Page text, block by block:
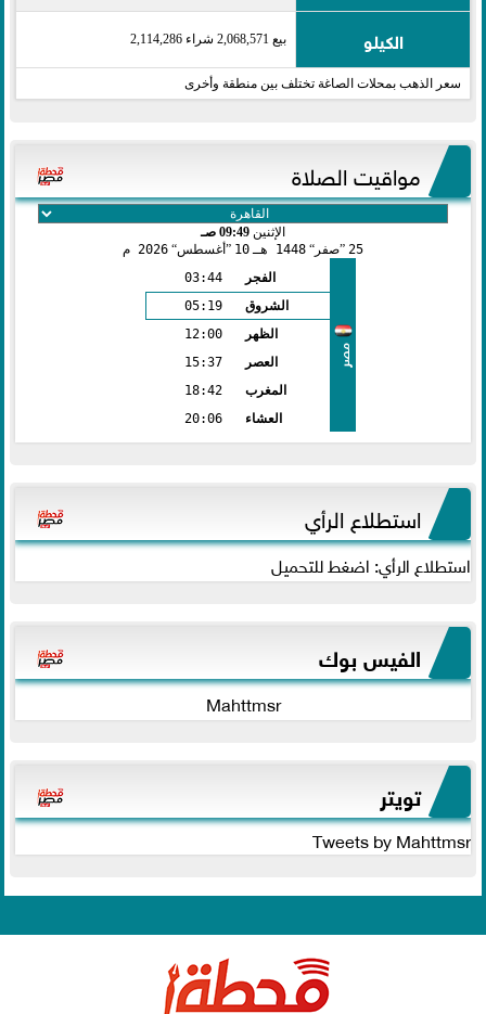
الكيلو بيع 2,068,571 شراء 2,114,286
سعر الذهب بمحلات الصاغة تختلف بين منطقة وأخرى
مواقيت الصلاة
الإثنين 09:49 صـ
25 صفر 1448 هـ 10 أغسطس 2026 م
مصر
الفجر
03:44
الشروق
05:19
الظهر
12:00
العصر
15:37
المغرب
18:42
العشاء
20:06
استطلاع الرأي
استطلاع الرأي: اضغط للتحميل
الفيس بوك
Mahttmsr
تويتر
Tweets by Mahttmsr